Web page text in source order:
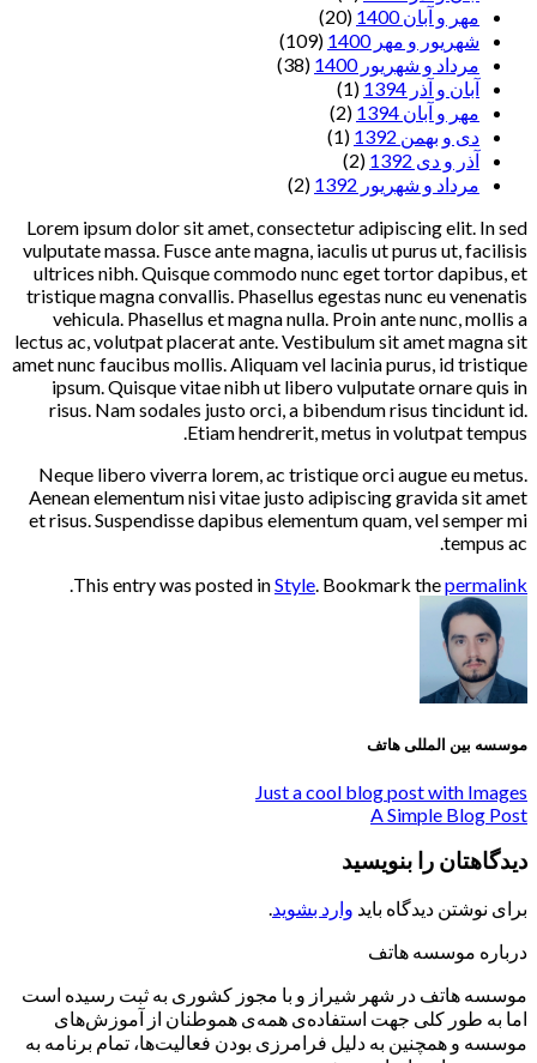
مهر و آبان 1400
(20)
شهریور و مهر 1400
(109)
مرداد و شهریور 1400
(38)
آبان و آذر 1394
(1)
مهر و آبان 1394
(2)
دی و بهمن 1392
(1)
آذر و دی 1392
(2)
مرداد و شهریور 1392
(2)
Lorem ipsum dolor sit amet, consectetur adipiscing elit. In sed
vulputate massa. Fusce ante magna, iaculis ut purus ut, facilisis
ultrices nibh. Quisque commodo nunc eget tortor dapibus, et
tristique magna convallis. Phasellus egestas nunc eu venenatis
vehicula. Phasellus et magna nulla. Proin ante nunc, mollis a
lectus ac, volutpat placerat ante. Vestibulum sit amet magna sit
amet nunc faucibus mollis. Aliquam vel lacinia purus, id tristique
ipsum. Quisque vitae nibh ut libero vulputate ornare quis in
risus. Nam sodales justo orci, a bibendum risus tincidunt id.
Etiam hendrerit, metus in volutpat tempus.
Neque libero viverra lorem, ac tristique orci augue eu metus.
Aenean elementum nisi vitae justo adipiscing gravida sit amet
et risus. Suspendisse dapibus elementum quam, vel semper mi
tempus ac.
This entry was posted inStyle. Bookmark thepermalink
.
موسسه بین المللی هاتف
Just a cool blog post with Images
A Simple Blog Post
دیدگاهتان را بنویسید
برای نوشتن دیدگاه باید وارد بشوید.
درباره موسسه هاتف
موسسه هاتف در شهر شیراز و با مجوز کشوری به ثبت رسیده است
اما به طور کلی جهت استفاده‌ی همه‌ی هموطنان از آموزش‌های
موسسه و همچنین به دلیل فرامرزی بودن فعالیت‌ها، تمام برنامه به